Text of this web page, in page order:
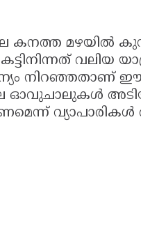
കനത്ത മഴയിൽ
വലിയ
നിറഞ്ഞതാണ് ഈ
വ്യാപാരികൾ